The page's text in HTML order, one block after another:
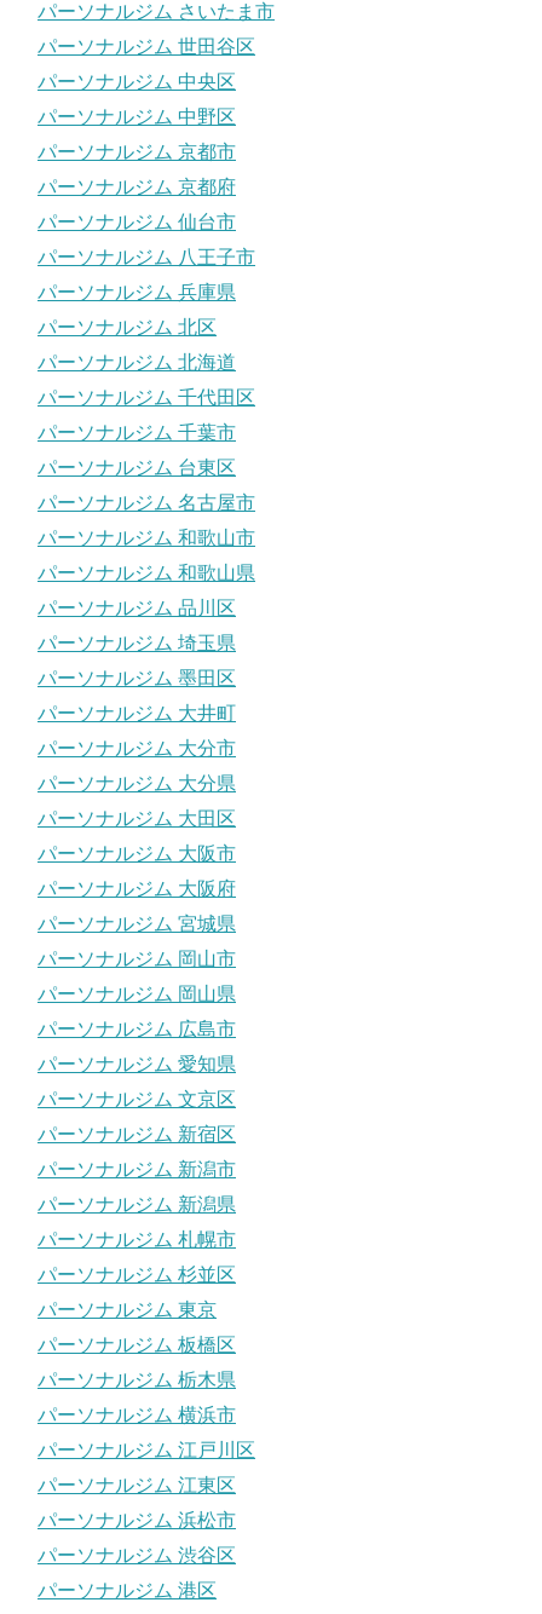
パーソナルジム さいたま市
パーソナルジム 世田谷区
パーソナルジム 中央区
パーソナルジム 中野区
パーソナルジム 京都市
パーソナルジム 京都府
パーソナルジム 仙台市
パーソナルジム 八王子市
パーソナルジム 兵庫県
パーソナルジム 北区
パーソナルジム 北海道
パーソナルジム 千代田区
パーソナルジム 千葉市
パーソナルジム 台東区
パーソナルジム 名古屋市
パーソナルジム 和歌山市
パーソナルジム 和歌山県
パーソナルジム 品川区
パーソナルジム 埼玉県
パーソナルジム 墨田区
パーソナルジム 大井町
パーソナルジム 大分市
パーソナルジム 大分県
パーソナルジム 大田区
パーソナルジム 大阪市
パーソナルジム 大阪府
パーソナルジム 宮城県
パーソナルジム 岡山市
パーソナルジム 岡山県
パーソナルジム 広島市
パーソナルジム 愛知県
パーソナルジム 文京区
パーソナルジム 新宿区
パーソナルジム 新潟市
パーソナルジム 新潟県
パーソナルジム 札幌市
パーソナルジム 杉並区
パーソナルジム 東京
パーソナルジム 板橋区
パーソナルジム 栃木県
パーソナルジム 横浜市
パーソナルジム 江戸川区
パーソナルジム 江東区
パーソナルジム 浜松市
パーソナルジム 渋谷区
パーソナルジム 港区